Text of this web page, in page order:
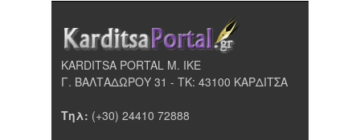
KARDITSA PORTAL Μ. ΙΚΕ
Γ. ΒΑΛΤΑΔΩΡΟΥ 31 - ΤΚ: 43100 ΚΑΡΔΙΤΣΑ
Τηλ: (+30) 24410 72888